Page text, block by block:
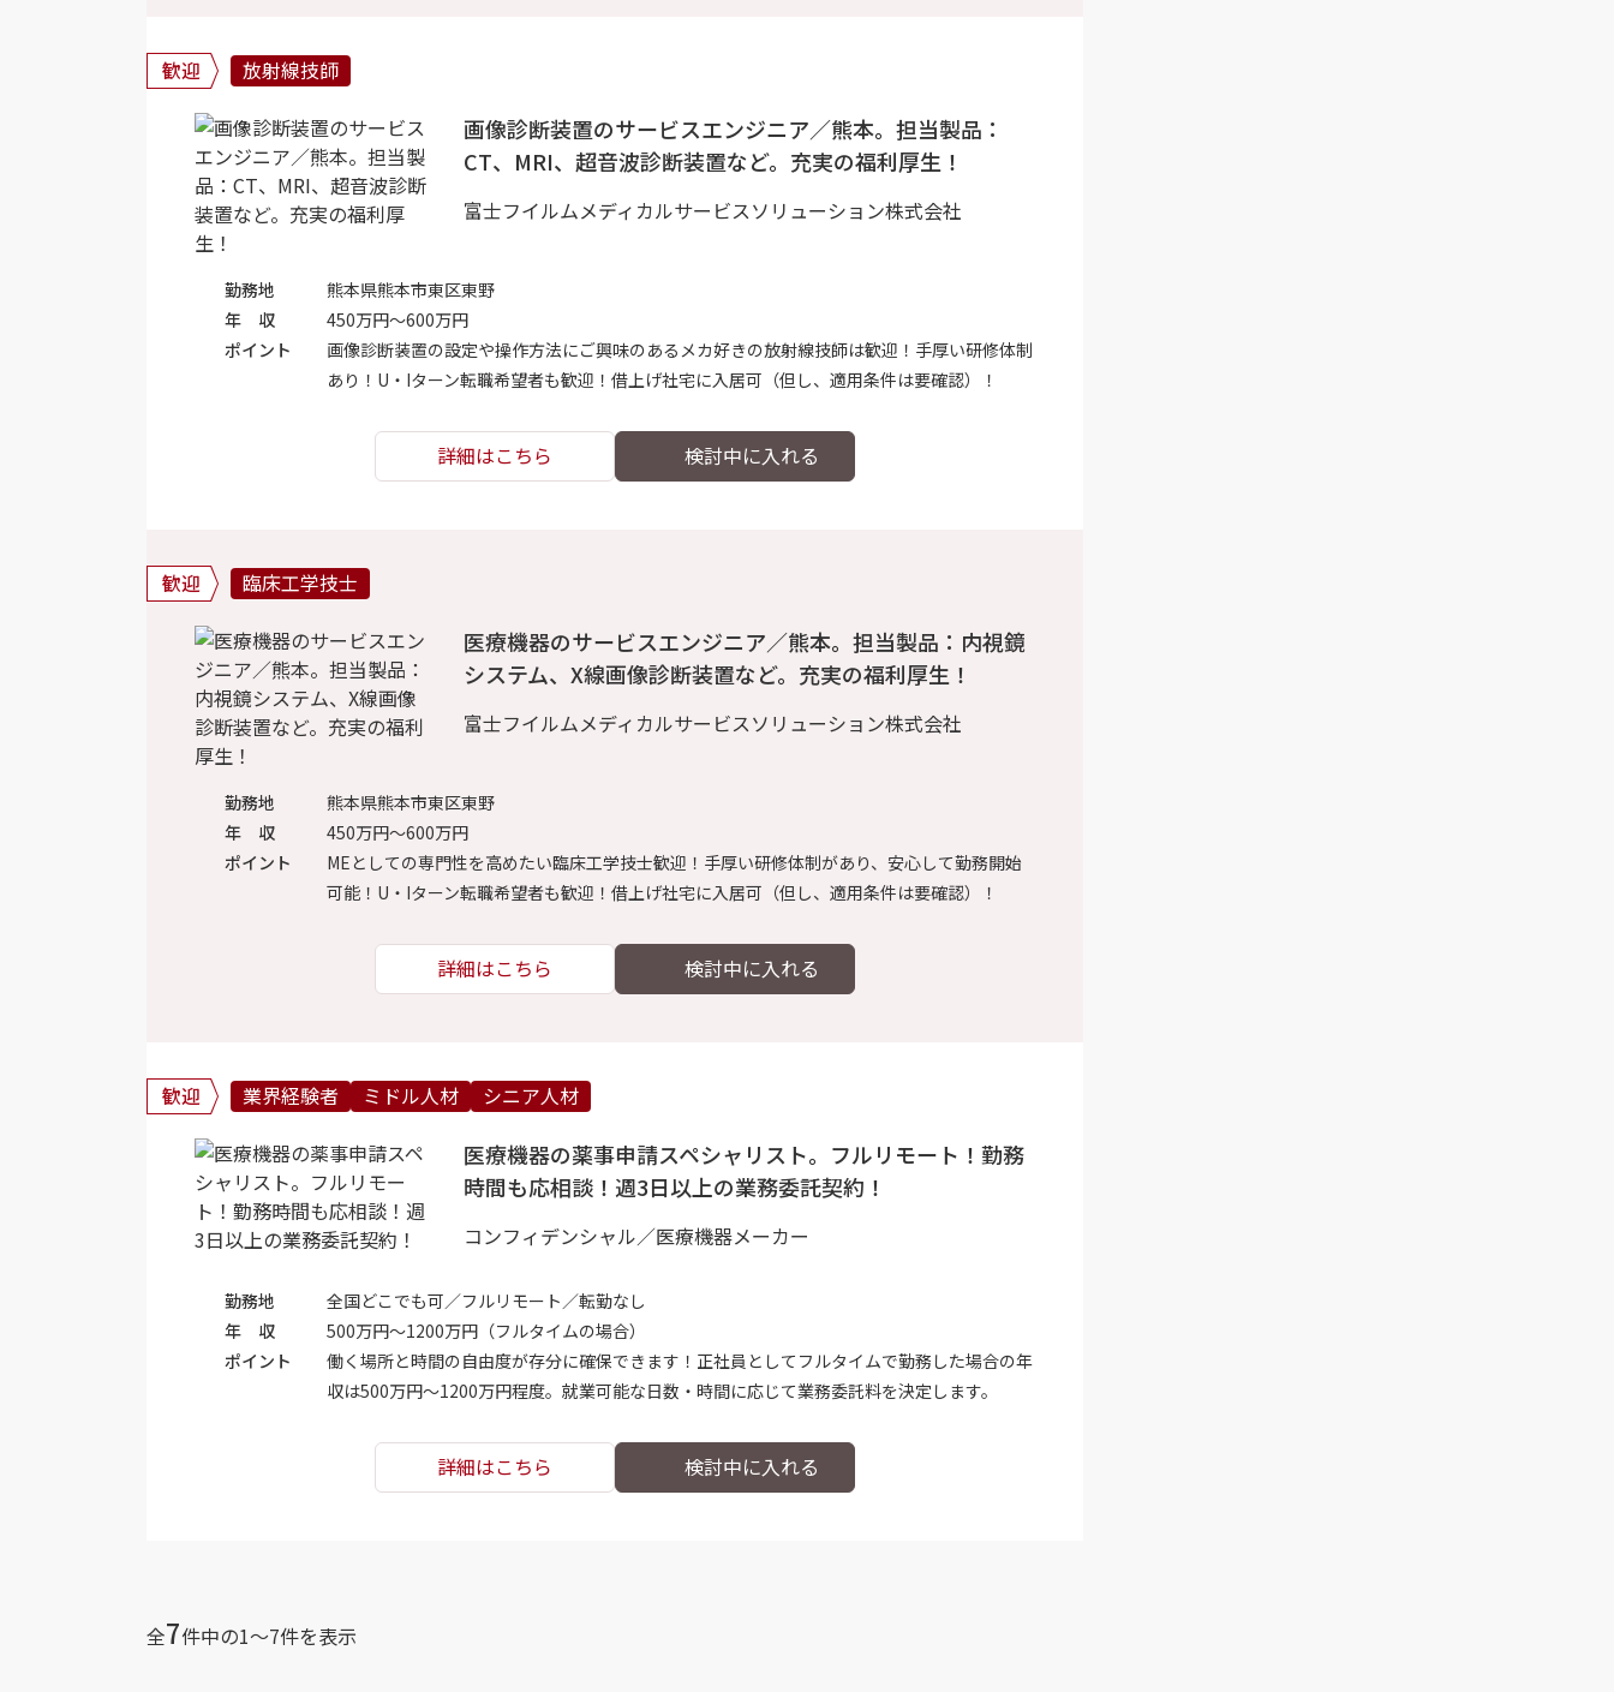
歓迎 放射線技師
画像診断装置のサービスエンジニア／熊本。担当製品：
CT、MRI、超音波診断装置など。充実の福利厚生！
富士フイルムメディカルサービスソリューション株式会社
勤務地
熊本県熊本市東区東野
年 収
450万円～600万円
ポイント
画像診断装置の設定や操作方法にご興味のあるメカ好きの放射線技師は歓迎！手厚い研修体制
あり！U・Iターン転職希望者も歓迎！借上げ社宅に入居可（但し、適用条件は要確認）！
詳細はこちら
歓迎 臨床工学技士
医療機器のサービスエンジニア／熊本。担当製品：内視鏡
システム、X線画像診断装置など。充実の福利厚生！
富士フイルムメディカルサービスソリューション株式会社
勤務地
熊本県熊本市東区東野
年 収
450万円～600万円
ポイント
MEとしての専門性を高めたい臨床工学技士歓迎！手厚い研修体制があり、安心して勤務開始
可能！U・Iターン転職希望者も歓迎！借上げ社宅に入居可（但し、適用条件は要確認）！
詳細はこちら
歓迎 業界経験者 ミドル人材 シニア人材
医療機器の薬事申請スペシャリスト。フルリモート！勤務
時間も応相談！週3日以上の業務委託契約！
コンフィデンシャル／医療機器メーカー
勤務地
全国どこでも可／フルリモート／転勤なし
年 収
500万円～1200万円（フルタイムの場合）
ポイント
働く場所と時間の自由度が存分に確保できます！正社員としてフルタイムで勤務した場合の年
収は500万円～1200万円程度。就業可能な日数・時間に応じて業務委託料を決定します。
詳細はこちら
全7件中の1〜7件を表示